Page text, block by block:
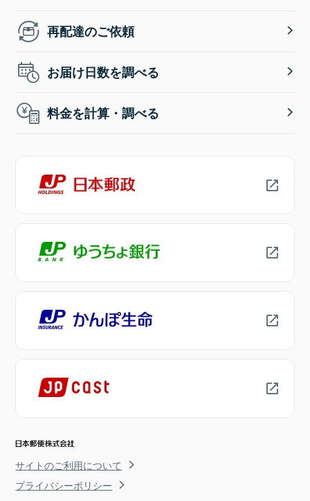
再配達のご依頼
お届け日数を調べる
料金を計算・調べる
サイトのご利用について
プライバシーポリシー